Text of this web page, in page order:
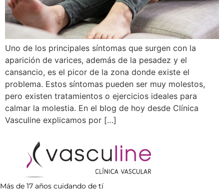
Uno de los principales síntomas que surgen con la
aparición de varices, además de la pesadez y el
cansancio, es el picor de la zona donde existe el
problema. Estos síntomas pueden ser muy molestos,
pero existen tratamientos o ejercicios ideales para
calmar la molestia. En el blog de hoy desde Clínica
Vasculine explicamos por […]
Más de 17 años cuidando de tí